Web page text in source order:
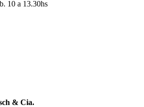
10 a 13.30hs
& Cia.